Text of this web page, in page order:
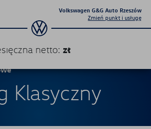
Volkswagen G&G Auto Rzeszów
Zmień punkt i usługę
finansowe
Abonament
Klasyczny
netto: zł